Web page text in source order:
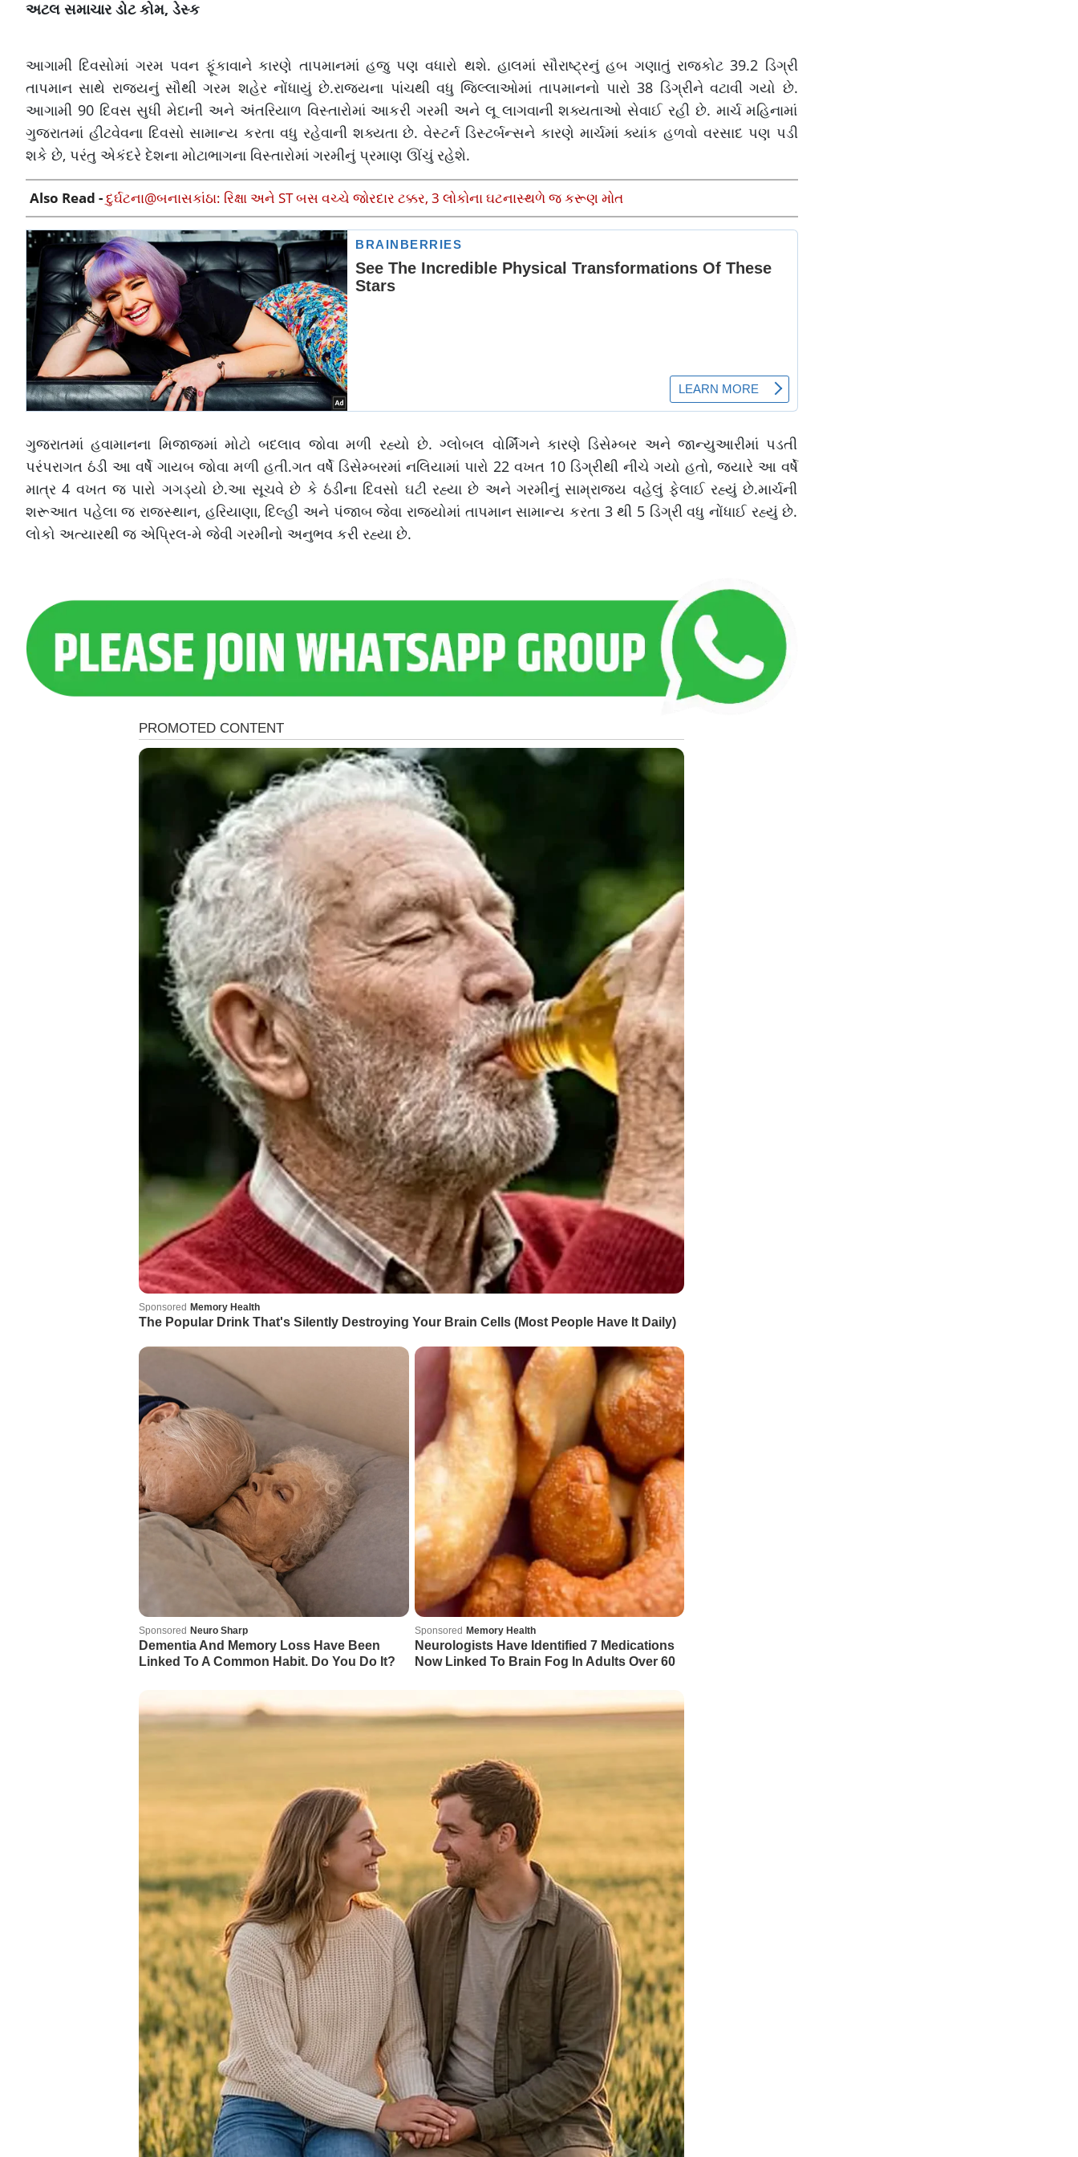
અટલ સમાચાર ડોટ કોમ, ડેસ્ક
આગામી દિવસોમાં ગરમ પવન ફૂંકાવાને કારણે તાપમાનમાં હજુ પણ વધારો થશે. હાલમાં સૌરાષ્ટ્રનું હબ ગણાતું રાજકોટ 39.2 ડિગ્રી
તાપમાન સાથે રાજ્યનું સૌથી ગરમ શહેર નોંધાયું છે.રાજ્યના પાંચથી વધુ જિલ્લાઓમાં તાપમાનનો પારો 38 ડિગ્રીને વટાવી ગયો છે.
આગામી 90 દિવસ સુધી મેદાની અને અંતરિયાળ વિસ્તારોમાં આકરી ગરમી અને લૂ લાગવાની શક્યતાઓ સેવાઈ રહી છે. માર્ચ મહિનામાં
ગુજરાતમાં હીટવેવના દિવસો સામાન્ય કરતા વધુ રહેવાની શક્યતા છે. વેસ્ટર્ન ડિસ્ટર્બન્સને કારણે માર્ચમાં ક્યાંક હળવો વરસાદ પણ પડી
શકે છે, પરંતુ એકંદરે દેશના મોટાભાગના વિસ્તારોમાં ગરમીનું પ્રમાણ ઊંચું રહેશે.
Also Read -દુર્ઘટના@બનાસકાંઠા: રિક્ષા અને ST બસ વચ્ચે જોરદાર ટક્કર, 3 લોકોના ઘટનાસ્થળે જ કરૂણ મોત
ગુજરાતમાં હવામાનના મિજાજમાં મોટો બદલાવ જોવા મળી રહ્યો છે. ગ્લોબલ વોર્મિંગને કારણે ડિસેમ્બર અને જાન્યુઆરીમાં પડતી
પરંપરાગત ઠંડી આ વર્ષે ગાયબ જોવા મળી હતી.ગત વર્ષે ડિસેમ્બરમાં નલિયામાં પારો 22 વખત 10 ડિગ્રીથી નીચે ગયો હતો, જ્યારે આ વર્ષે
માત્ર 4 વખત જ પારો ગગડ્યો છે.આ સૂચવે છે કે ઠંડીના દિવસો ઘટી રહ્યા છે અને ગરમીનું સામ્રાજ્ય વહેલું ફેલાઈ રહ્યું છે.માર્ચની
શરૂઆત પહેલા જ રાજસ્થાન, હરિયાણા, દિલ્હી અને પંજાબ જેવા રાજ્યોમાં તાપમાન સામાન્ય કરતા 3 થી 5 ડિગ્રી વધુ નોંધાઈ રહ્યું છે.
લોકો અત્યારથી જ એપ્રિલ-મે જેવી ગરમીનો અનુભવ કરી રહ્યા છે.